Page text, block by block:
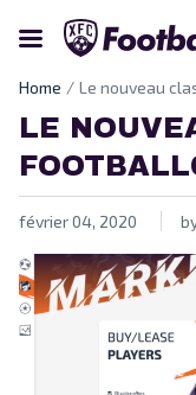
Home Le nouveau
LE
février 04, 2020